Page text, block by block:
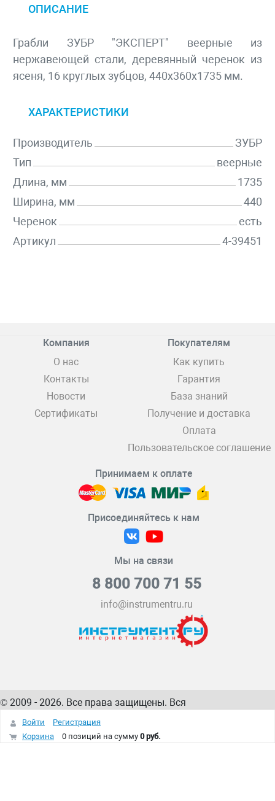
ОПИСАНИЕ
Грабли ЗУБР "ЭКСПЕРТ" веерные из
нержавеющей стали, деревянный черенок из
ясеня, 16 круглых зубцов, 440х360х1735 мм.
ХАРАКТЕРИСТИКИ
Производитель
ЗУБР
Тип
веерные
Длина, мм
1735
Ширина, мм
440
Черенок
есть
Артикул
4-39451
Компания
О нас
Контакты
Новости
Сертификаты
Покупателям
Как купить
Гарантия
База знаний
Получение и доставка
Оплата
Пользовательское соглашение
Принимаем к оплате
Присоединяйтесь к нам
Мы на связи
8 800 700 71 55
info@instrumentru.ru
© 2009 - 2026. Все права защищены. Вся
информация на сайте – собственность
интернет-магазина
Войти
Регистрация
Корзина
0 позиций на сумму 0 руб.